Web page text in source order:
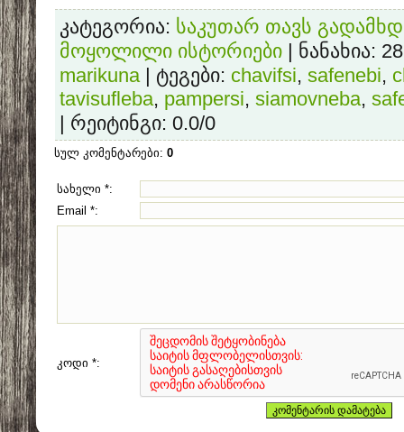
კატეგორია: საკუთარ თავს
მოყოლილი ისტორიები
ნანახია:
marikuna| ტეგები: chavifsi, safenebi,
tavisufleba, pampersi, siamovneba,
რეიტინგი: 0.0/0
სულ კომენტარები: 0
სახელი *:
Email *:
კოდი *: